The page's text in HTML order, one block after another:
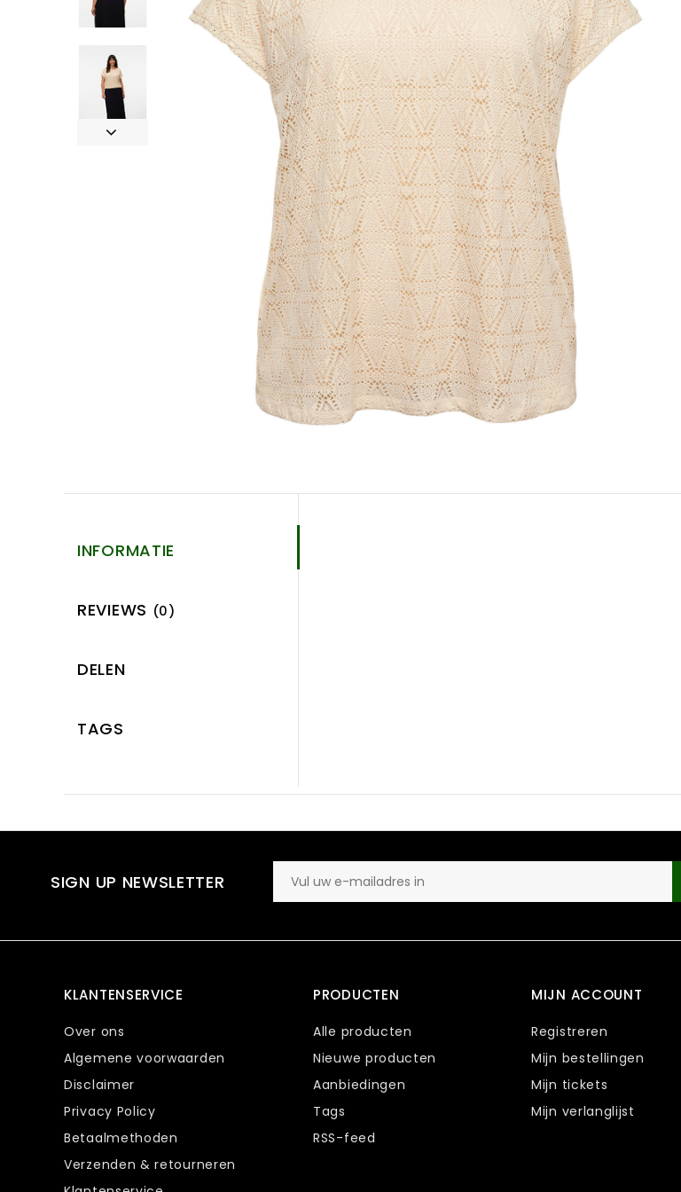
INFORMATIE
REVIEWS (0)
DELEN
TAGS
SIGN UP NEWSLETTER
KLANTENSERVICE
Over ons
Algemene voorwaarden
Disclaimer
Privacy Policy
Betaalmethoden
Verzenden & retourneren
PRODUCTEN
Alle producten
Nieuwe producten
Aanbiedingen
Tags
RSS-feed
MIJN ACCOUNT
Registreren
Mijn bestellingen
Mijn tickets
Mijn verlanglijst